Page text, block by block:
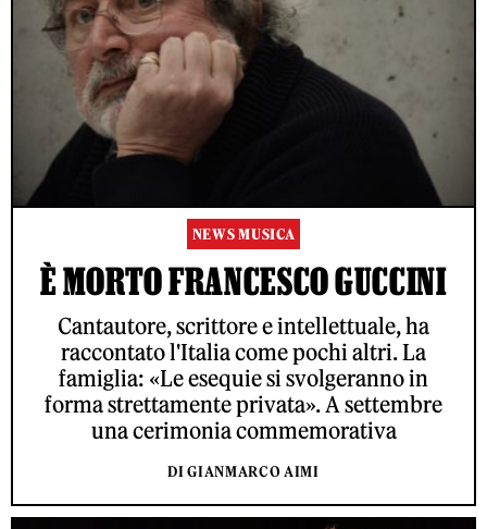
NEWS MUSICA
È MORTO FRANCESCO GUCCINI
Cantautore, scrittore e intellettuale, ha
raccontato l'Italia come pochi altri. La
famiglia: «Le esequie si svolgeranno in
forma strettamente privata». A settembre
una cerimonia commemorativa
DI GIANMARCO AIMI